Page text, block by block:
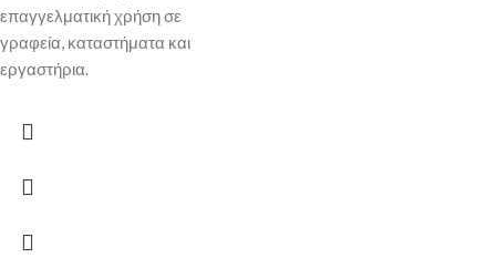
επαγγελματική χρήση σε
γραφεία, καταστήματα και
εργαστήρια.